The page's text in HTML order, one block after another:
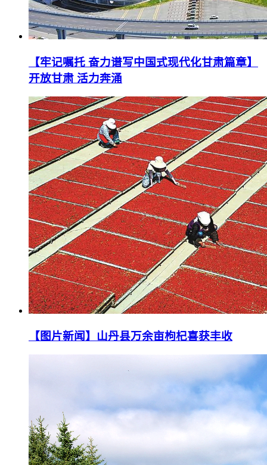
【牢记嘱托 奋力谱写中国式现代化甘肃篇章】
开放甘肃 活力奔涌
【图片新闻】山丹县万余亩枸杞喜获丰收